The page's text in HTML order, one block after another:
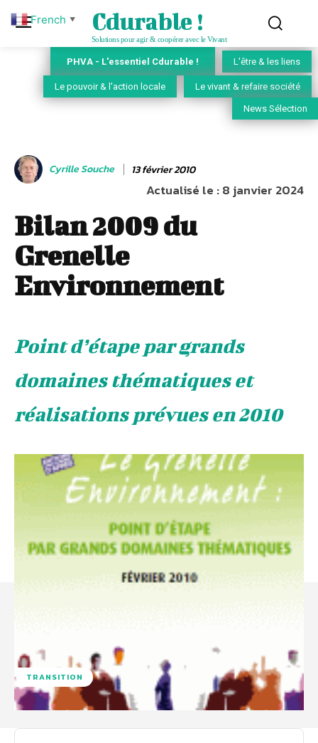
Cdurable !
Solutions pour agir & coopérer avec le Vivant
PHVA - L'essentiel Cdurable ! L'être & les liens
Le pouvoir & l'action locale Le vivant & refaire société
News Sélection
Cyrille Souche 13 février 2010
Actualisé le :8 janvier 2024
Bilan 2009 du
Grenelle
Environnement
Point d’étape par grands
domaines thématiques et
réalisations prévues en 2010
TRANSITION
French ▼